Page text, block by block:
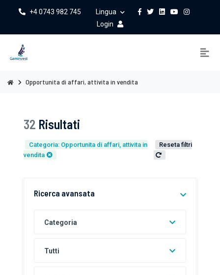
+4 0743 982 745
Lingua
Login
Opportunita di affari, attivita in vendita
32 Risultati
Categoria: Opportunita di affari, attivita in
vendita
Reseta filtri
Ricerca avansata
Categoria
Tutti